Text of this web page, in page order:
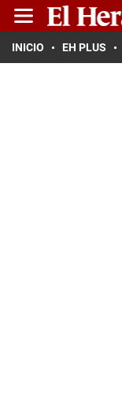
INICIO EH PLUS